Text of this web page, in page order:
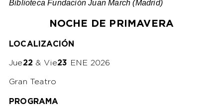
Biblioteca Fundación Juan March (Madrid)
NOCHE DE PRIMAVERA
LOCALIZACIÓN
Jue 22 & Vie23 ENE 2026
Gran Teatro
PROGRAMA